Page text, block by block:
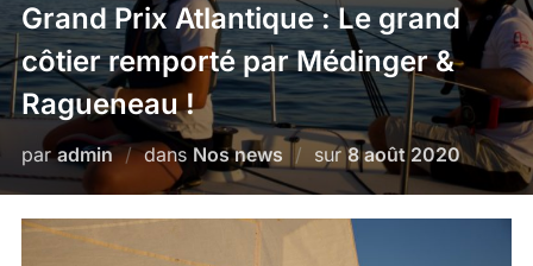
Grand Prix Atlantique : Le grand
côtier remporté par Médinger &
Ragueneau !
paradmin dans Nos news sur8 août 2020